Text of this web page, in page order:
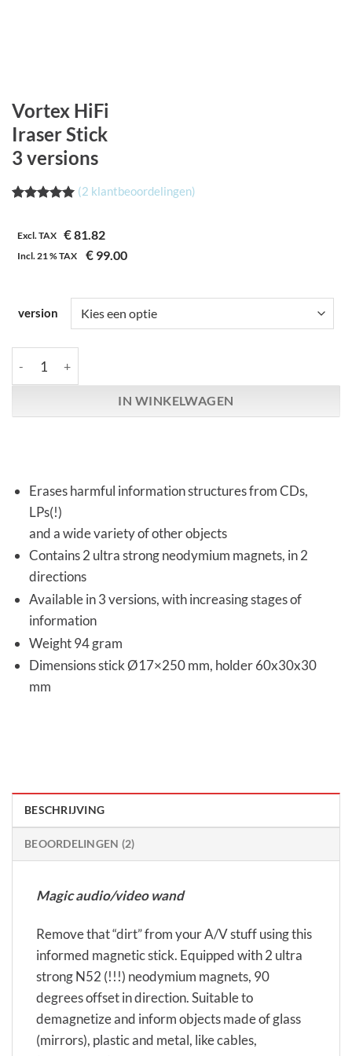
Vortex HiFi
Iraser Stick
3 versions
gebaseerd
klantbeoordelingen
(2 klantbeoordelingen)
Excl. TAX €81.82
Incl.21 %TAX € 99.00
version
IN WINKELWAGEN
Erases harmful information structures from CDs,
LPs(!)
and a wide variety of other objects
Contains 2 ultra strong neodymium magnets, in 2
directions
Available in 3 versions, with increasing stages of
information
Weight 94 gram
Dimensions stick Ø17×250 mm, holder 60x30x30
mm
BESCHRIJVING
BEOORDELINGEN (2)
Magic audio/video wand
Remove that “dirt” from your A/V stuff using this
informed magnetic stick. Equipped with 2 ultra
strong N52 (!!!) neodymium magnets, 90
degrees offset in direction. Suitable to
demagnetize and inform objects made of glass
(mirrors), plastic and metal, like cables,